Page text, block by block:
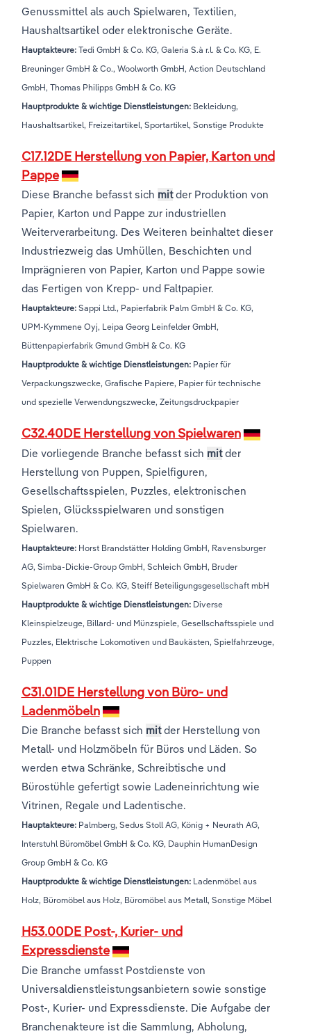
Genussmittel als auch Spielwaren, Textilien,
Haushaltsartikel oder elektronische Geräte.
Hauptakteure: Tedi GmbH & Co. KG, Galeria S.à r.l. & Co. KG, E.
Breuninger GmbH & Co., Woolworth GmbH, Action Deutschland
GmbH, Thomas Philipps GmbH & Co. KG
Hauptprodukte & wichtige Dienstleistungen:Bekleidung,
Haushaltsartikel, Freizeitartikel, Sportartikel, Sonstige Produkte
C17.12DE Herstellung von Papier, Karton und
Pappe
Diese Branche befasst sich mitder Produktion von
Papier, Karton und Pappe zur industriellen
Weiterverarbeitung. Des Weiteren beinhaltet dieser
Industriezweig das Umhüllen, Beschichten und
Imprägnieren von Papier, Karton und Pappe sowie
das Fertigen von Krepp- und Faltpapier.
Hauptakteure: Sappi Ltd., Papierfabrik Palm GmbH & Co. KG,
UPM-Kymmene Oyj, Leipa Georg Leinfelder GmbH,
Büttenpapierfabrik Gmund GmbH & Co. KG
Hauptprodukte & wichtige Dienstleistungen:Papier für
Verpackungszwecke, Grafische Papiere, Papier für technische
und spezielle Verwendungszwecke, Zeitungsdruckpapier
C32.40DE Herstellung von Spielwaren
Die vorliegende Branche befasst sich mitder
Herstellung von Puppen, Spielfiguren,
Gesellschaftsspielen, Puzzles, elektronischen
Spielen, Glücksspielwaren und sonstigen
Spielwaren.
Hauptakteure: Horst Brandstätter Holding GmbH, Ravensburger
AG, Simba-Dickie-Group GmbH, Schleich GmbH, Bruder
Spielwaren GmbH & Co. KG, Steiff Beteiligungsgesellschaft mbH
Hauptprodukte & wichtige Dienstleistungen:Diverse
Kleinspielzeuge, Billard- und Münzspiele, Gesellschaftsspiele und
Puzzles, Elektrische Lokomotiven und Baukästen, Spielfahrzeuge,
Puppen
C31.01DE Herstellung von Büro- und
Ladenmöbeln
Die Branche befasst sich mitder Herstellung von
Metall- und Holzmöbeln für Büros und Läden. So
werden etwa Schränke, Schreibtische und
Bürostühle gefertigt sowie Ladeneinrichtung wie
Vitrinen, Regale und Ladentische.
Hauptakteure: Palmberg, Sedus Stoll AG, König + Neurath AG,
Interstuhl Büromöbel GmbH & Co. KG, Dauphin HumanDesign
Group GmbH & Co. KG
Hauptprodukte & wichtige Dienstleistungen:Ladenmöbel aus
Holz, Büromöbel aus Holz, Büromöbel aus Metall, Sonstige Möbel
H53.00DE Post-, Kurier- und
Expressdienste
Die Branche umfasst Postdienste von
Universaldienstleistungsanbietern sowie sonstige
Post-, Kurier- und Expressdienste. Die Aufgabe der
Branchenakteure ist die Sammlung, Abholung,